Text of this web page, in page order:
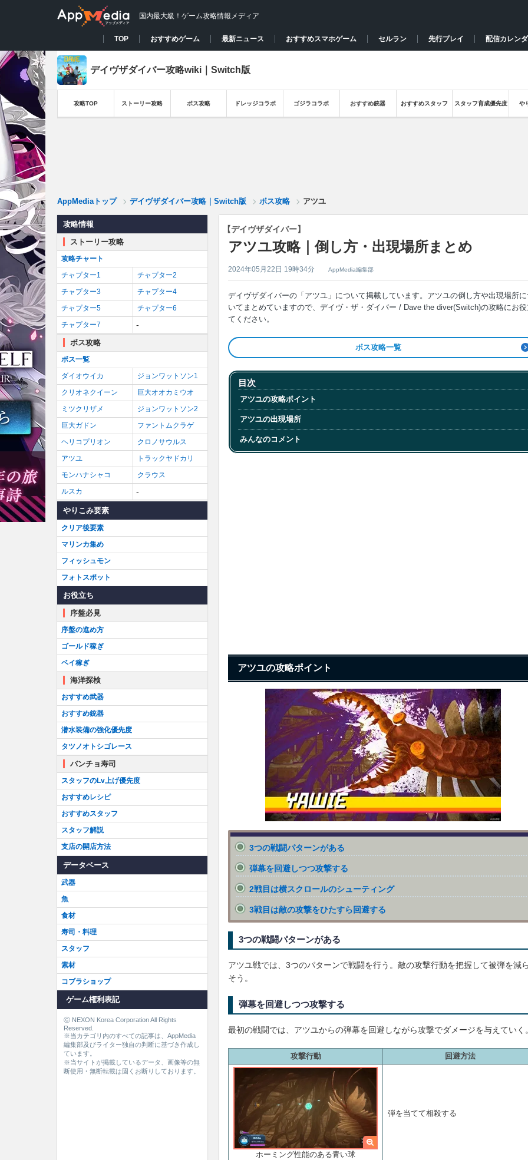
国内最大級！ゲーム攻略情報メディア
TOP おすすめゲーム 最新ニュース おすすめスマホゲーム セルラン 先行プレイ 配信カレン
デイヴザダイバー攻略wiki｜Switch版
攻略TOP ストーリー攻略 ボス攻略 ドレッジコラボ ゴジラコラボ おすすめ銃器 おすすめスタッフ スタッフ育成優先度 や
AppMediaトップ デイヴザダイバー攻略｜Switch版 ボス攻略 アツユ
【デイヴザダイバー】
アツユ攻略｜倒し方・出現場所まとめ
2024年05月22日 19時34分 AppMedia編集部
デイヴザダイバーの「アツユ」について掲載しています。アツユの倒し方や出現場所に
いてまとめていますので、デイヴ・ザ・ダイバー / Dave the diver(Switch)の攻略にお役
てください。
ボス攻略一覧
目次
アツユの攻略ポイント
アツユの出現場所
みんなのコメント
アツユの攻略ポイント
3つの戦闘パターンがある
弾幕を回避しつつ攻撃する
2戦目は横スクロールのシューティング
3戦目は敵の攻撃をひたすら回避する
3つの戦闘パターンがある
アツユ戦では、3つのパターンで戦闘を行う。敵の攻撃行動を把握して被弾を減ら
そう。
弾幕を回避しつつ攻撃する
最初の戦闘では、アツユからの弾幕を回避しながら攻撃でダメージを与えていく。
攻撃行動 回避方法
ホーミング性能のある青い球
弾を当てて相殺する
攻略情報
ストーリー攻略
攻略チャート
チャプター1
チャプター2
チャプター3
チャプター4
チャプター5
チャプター6
チャプター7
-
ボス攻略
ボス一覧
ダイオウイカ
ジョンワットソン1
クリオネクイーン
巨大オオカミウオ
ミツクリザメ
ジョンワットソン2
巨大ガドン
ファントムクラゲ
ヘリコプリオン
クロノサウルス
アツユ
トラックヤドカリ
モンハナシャコ
クラウス
ルスカ
-
やりこみ要素
クリア後要素
マリンカ集め
フィッシュモン
フォトスポット
お役立ち
序盤必見
序盤の進め方
ゴールド稼ぎ
ベイ稼ぎ
海洋探検
おすすめ武器
おすすめ銃器
潜水装備の強化優先度
タツノオトシゴレース
バンチョ寿司
スタッフのLv上げ優先度
おすすめレシピ
おすすめスタッフ
スタッフ解説
支店の開店方法
データベース
武器
魚
食材
寿司・料理
スタッフ
素材
コブラショップ
ゲーム権利表記
ⓒ NEXON Korea Corporation All Rights
Reserved.
※当カテゴリ内のすべての記事は、AppMedia
編集部及びライター独自の判断に基づき作成し
ています。
※当サイトが掲載しているデータ、画像等の無
断使用・無断転載は固くお断りしております。